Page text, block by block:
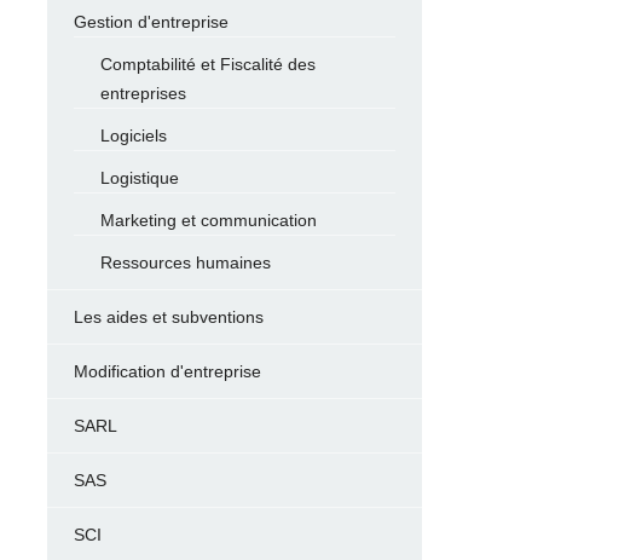
Gestion d'entreprise
Comptabilité et Fiscalité des
entreprises
Logiciels
Logistique
Marketing et communication
Ressources humaines
Les aides et subventions
Modification d'entreprise
SARL
SAS
SCI